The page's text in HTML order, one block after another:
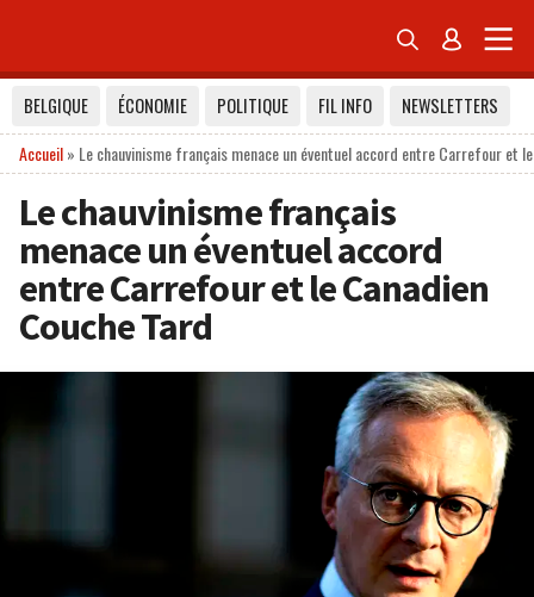
 
BELGIQUE ÉCONOMIE POLITIQUE FIL INFO
NEWSLETTERS
Accueil» Le chauvinisme français menace un éventuel accord entre Carrefour et
Le chauvinisme français
menace un éventuel accord
entre Carrefour et le Canadien
Couche Tard